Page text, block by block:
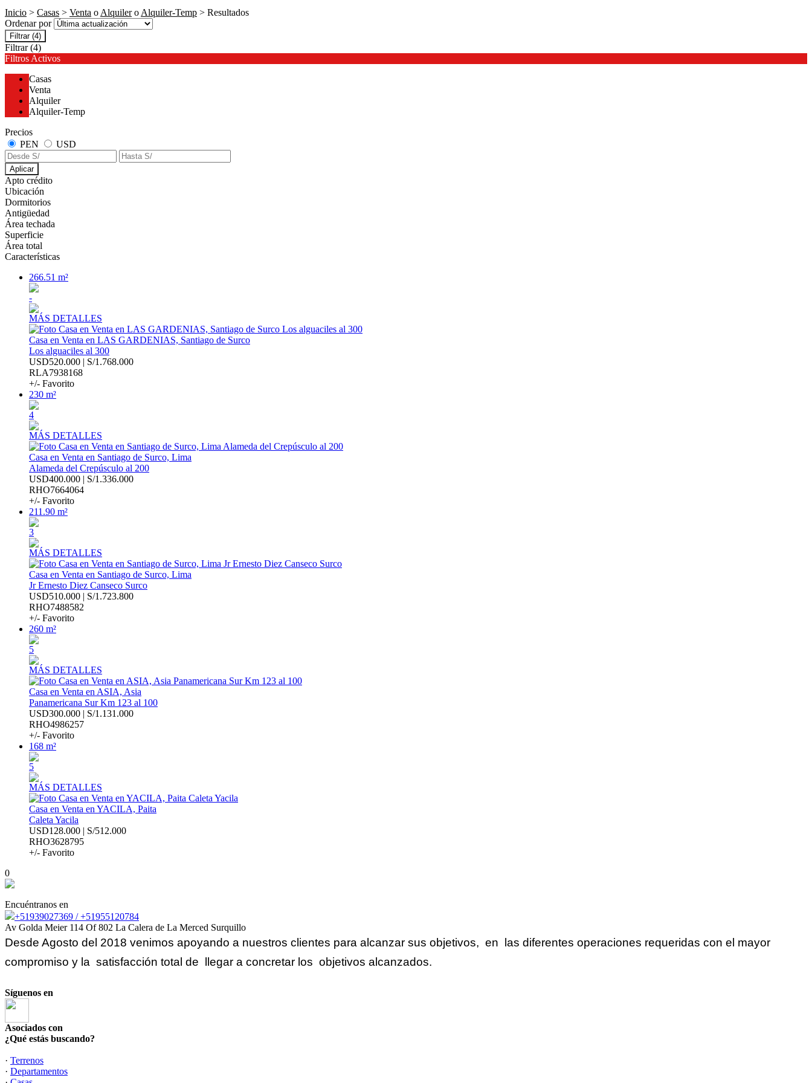
Inicio > Casas > Venta oAlquileroAlquiler-Temp > Resultados
Ordenar por
Filtrar (4)
Filtrar (4)
Filtros Activos
Casas
Venta
Alquiler
Alquiler-Temp
Precios
PEN
USD
Aplicar
Apto crédito
Ubicación
Dormitorios
Antigüedad
Área techada
Superficie
Área total
Características
266.51 m²
-
MÁS DETALLES
Casa en Venta en LAS GARDENIAS, Santiago de Surco
Los alguaciles al 300
USD520.000 | S/1.768.000
RLA7938168
+/- Favorito
230 m²
4
MÁS DETALLES
Casa en Venta en Santiago de Surco, Lima
Alameda del Crepúsculo al 200
USD400.000 | S/1.336.000
RHO7664064
+/- Favorito
211.90 m²
3
MÁS DETALLES
Casa en Venta en Santiago de Surco, Lima
Jr Ernesto Diez Canseco Surco
USD510.000 | S/1.723.800
RHO7488582
+/- Favorito
260 m²
5
MÁS DETALLES
Casa en Venta en ASIA, Asia
Panamericana Sur Km 123 al 100
USD300.000 | S/1.131.000
RHO4986257
+/- Favorito
168 m²
5
MÁS DETALLES
Casa en Venta en YACILA, Paita
Caleta Yacila
USD128.000 | S/512.000
RHO3628795
+/- Favorito
0
Encuéntranos en
+51939027369 / +51955120784
Av Golda Meier 114 Of 802 La Calera de La Merced Surquillo
Desde Agosto del 2018 venimos apoyando a nuestros clientes para alcanzar sus objetivos, en las diferentes operaciones requeridas con el mayor
compromiso y la satisfacción total de llegar a concretar los objetivos alcanzados.
Síguenos en
Asociados con
¿Qué estás buscando?
· Terrenos
· Departamentos